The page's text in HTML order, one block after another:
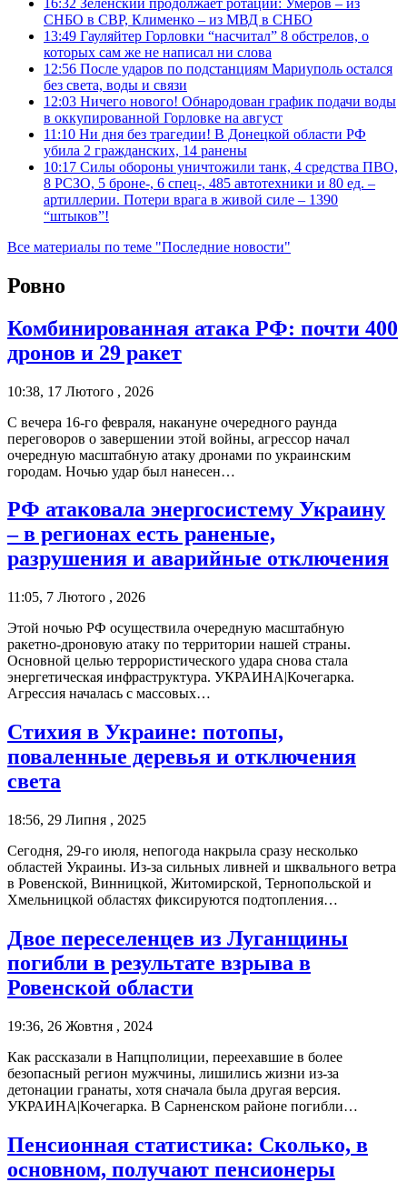
СНБО в СВР, Клименко – из МВД в СНБО
13:49 Гауляйтер Горловки “насчитал” 8 обстрелов, о
которых сам же не написал ни слова
12:56 После ударов по подстанциям Мариуполь остался
без света, воды и связи
12:03 Ничего нового! Обнародован график подачи воды
в оккупированной Горловке на август
11:10 Ни дня без трагедии! В Донецкой области РФ
убила 2 гражданских, 14 ранены
10:17 Силы обороны уничтожили танк, 4 средства ПВО,
8 РСЗО, 5 броне-, 6 спец-, 485 автотехники и 80 ед. –
артиллерии. Потери врага в живой силе – 1390
“штыков”!
Все материалы по теме "Последние новости"
Ровно
Комбинированная атака РФ: почти 400
дронов и 29 ракет
10:38, 17 Лютого , 2026
С вечера 16-го февраля, накануне очередного раунда
переговоров о завершении этой войны, агрессор начал
очередную масштабную атаку дронами по украинским
городам. Ночью удар был нанесен…
РФ атаковала энергосистему Украину
– в регионах есть раненые,
разрушения и аварийные отключения
11:05, 7 Лютого , 2026
Этой ночью РФ осуществила очередную масштабную
ракетно-дроновую атаку по территории нашей страны.
Основной целью террористического удара снова стала
энергетическая инфраструктура. УКРАИНА|Кочегарка.
Агрессия началась с массовых…
Стихия в Украине: потопы,
поваленные деревья и отключения
света
18:56, 29 Липня , 2025
Сегодня, 29-го июля, непогода накрыла сразу несколько
областей Украины. Из-за сильных ливней и шквального ветра
в Ровенской, Винницкой, Житомирской, Тернопольской и
Хмельницкой областях фиксируются подтопления…
Двое переселенцев из Луганщины
погибли в результате взрыва в
Ровенской области
19:36, 26 Жовтня , 2024
Как рассказали в Напцполиции, переехавшие в более
безопасный регион мужчины, лишились жизни из-за
детонации гранаты, хотя сначала была другая версия.
УКРАИНА|Кочегарка. В Сарненском районе погибли…
Пенсионная статистика: Сколько, в
основном, получают пенсионеры